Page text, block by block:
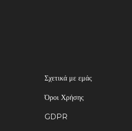
Σχετικά με εμάς
Όροι Χρήσης
GDPR